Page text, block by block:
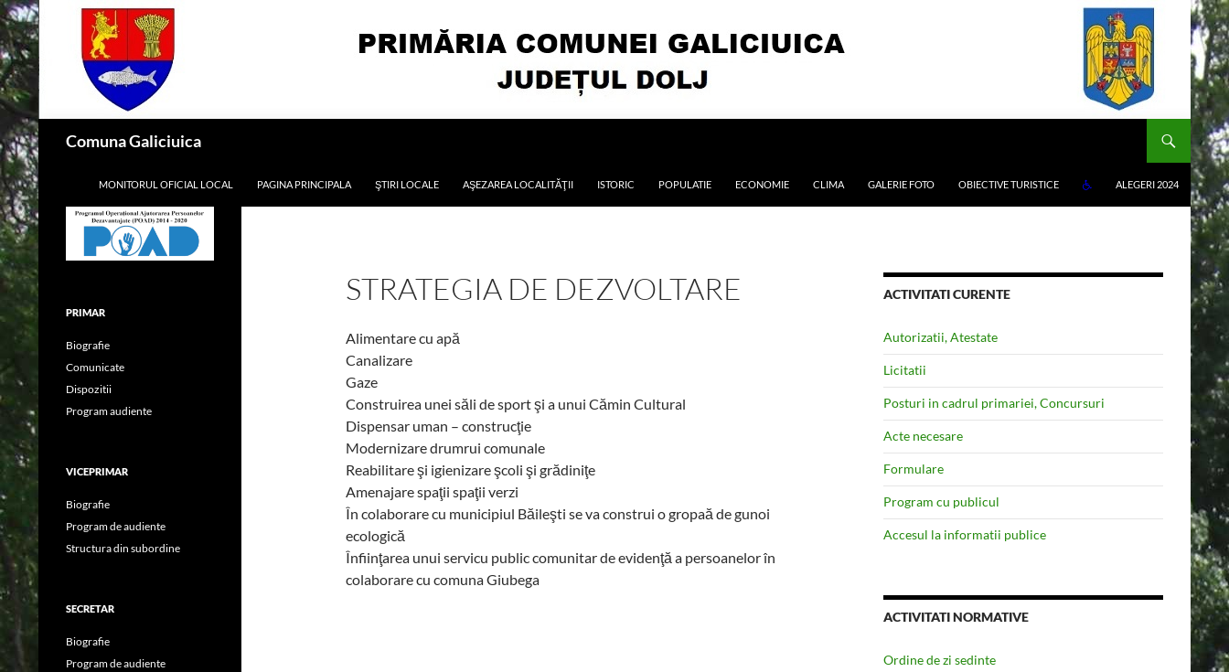
Skip
to
content
Comuna Galiciuica
MONITORUL OFICIAL LOCAL PAGINA PRINCIPALA ŞTIRI LOCALE AŞEZAREA LOCALITĂŢII ISTORIC POPULATIE ECONOMIE CLIMA GALERIE FOTO OBIECTIVE TURISTICE ALEGERI 2024
STRATEGIA DE DEZVOLTARE
Alimentare cu apă
Canalizare
Gaze
Construirea unei săli de sport şi a unui Cămin Cultural
Dispensar uman – construcţie
Modernizare drumrui comunale
Reabilitare şi igienizare şcoli şi grădiniţe
Amenajare spaţii spaţii verzi
În colaborare cu municipiul Băileşti se va construi o gropaă de gunoi
ecologică
Înfiinţarea unui servicu public comunitar de evidenţă a persoanelor în
colaborare cu comuna Giubega
ACTIVITATI CURENTE
Autorizatii, Atestate
Licitatii
Posturi in cadrul primariei, Concursuri
Acte necesare
Formulare
Program cu publicul
Accesul la informatii publice
ACTIVITATI NORMATIVE
Ordine de zi sedinte
PRIMAR
Biografie
Comunicate
Dispozitii
Program audiente
VICEPRIMAR
Biografie
Program de audiente
Structura din subordine
SECRETAR
Biografie
Program de audiente